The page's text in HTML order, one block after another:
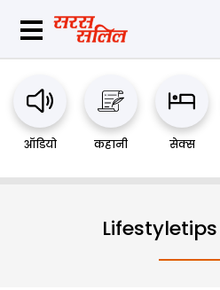
ऑडियो कहानी सेक्स